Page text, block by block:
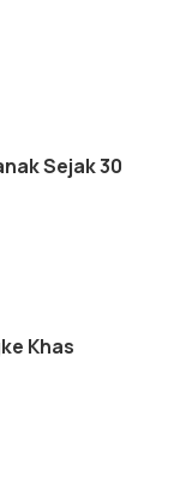
Sejak 30
Khas